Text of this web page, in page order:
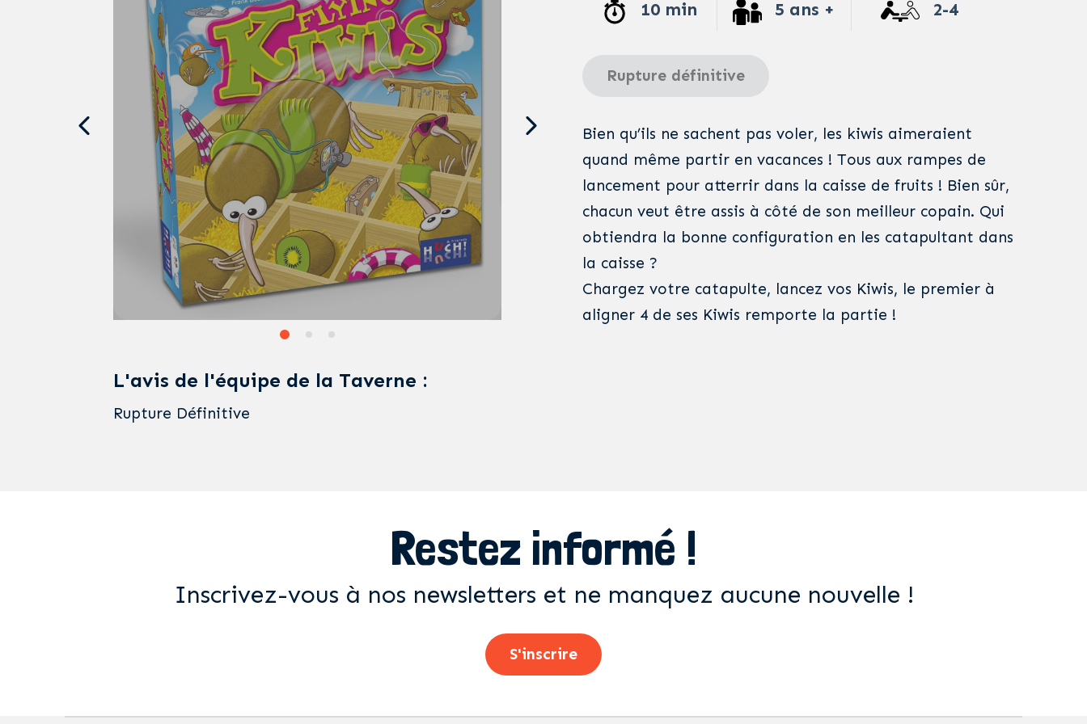
L'avis de l'équipe de la Taverne :
Rupture Définitive
10 min 5 ans + 2-4
Rupture définitive
Bien qu’ils ne sachent pas voler, les kiwis aimeraient
quand même partir en vacances ! Tous aux rampes de
lancement pour atterrir dans la caisse de fruits ! Bien sûr,
chacun veut être assis à côté de son meilleur copain. Qui
obtiendra la bonne configuration en les catapultant dans
la caisse ?
Chargez votre catapulte, lancez vos Kiwis, le premier à
aligner 4 de ses Kiwis remporte la partie !
Restez informé !
Inscrivez-vous à nos newsletters et ne manquez aucune nouvelle !
S'inscrire